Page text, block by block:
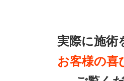
実際に施術
お客様の喜